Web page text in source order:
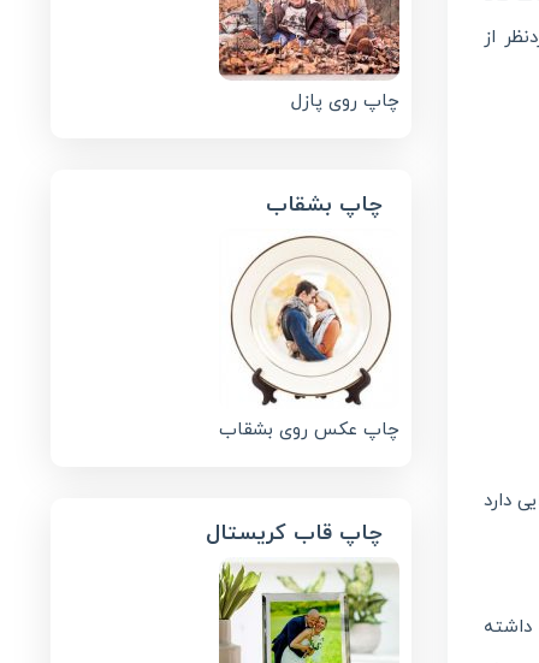
از
دارد
چاپ روی پازل
چاپ بشقاب
چاپ عکس روی بشقاب
چاپ قاب کریستال